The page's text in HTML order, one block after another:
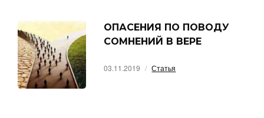
ОПАСЕНИЯ ПО ПОВОДУ
СОМНЕНИЙ В ВЕРЕ
03.11.2019 Статья